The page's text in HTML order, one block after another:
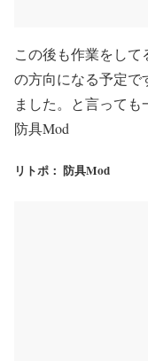
この後も作業をし
の方向になる予定で
ました。と言っても
防具Mod
リトポ： 防具Mod